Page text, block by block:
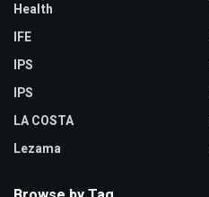
Health
IFE
IPS
IPS
LA COSTA
Lezama